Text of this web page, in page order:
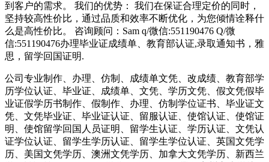
到客户的需求。 我们的优势： 我们在保证合理定价的同时，
坚持较高性价比，通过品质和效率不断优化，为您倾情诠释什
么是高性价比。 咨询顾问：Sam q/微信:551190476 Q/微
信:551190476办理毕业证成绩单、教育部认证,录取通知书，雅
思，留学回国证明.
公司专业制作、办理、仿制、成绩单文凭、改成绩、教育部学
历学位认证、毕业证、成绩单、文凭、学历文凭、假文凭假毕
业证假学历书制作、假制作、办理、仿制学位证书、毕业证文
凭、文凭毕业证、毕业证认证、留服认证、使馆认证、使馆证
明、使馆留学回国人员证明、留学生认证、学历认证、文凭认
证学位认证、留学生学历认证、留学生学位认证、英国文凭学
历、美国文凭学历、澳洲文凭学历、加拿大文凭学历、新西兰